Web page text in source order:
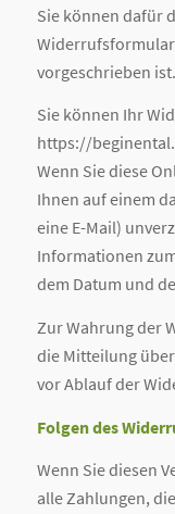
Sie können dafür
vorgeschrieben ist.
Sie können Ihr
https://
Wenn Sie diese
Ihnen auf einem
eine E-Mail)
Informationen
dem Datum und
Zur Wahrung der
die Mitteilung
vor Ablauf der
Folgen des
Wenn Sie diesen
alle Zahlungen,